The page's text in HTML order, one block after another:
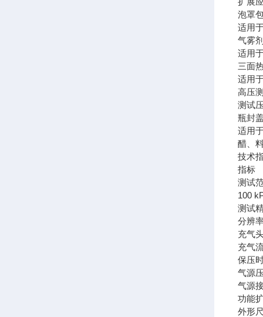
泡罩
适用
气雾
适用
三
适用
高
测试
瓶封
适用
醋、
技术
指
测试
100
测试
分辨
充气
充气
保压
气源
气源
功能
外形